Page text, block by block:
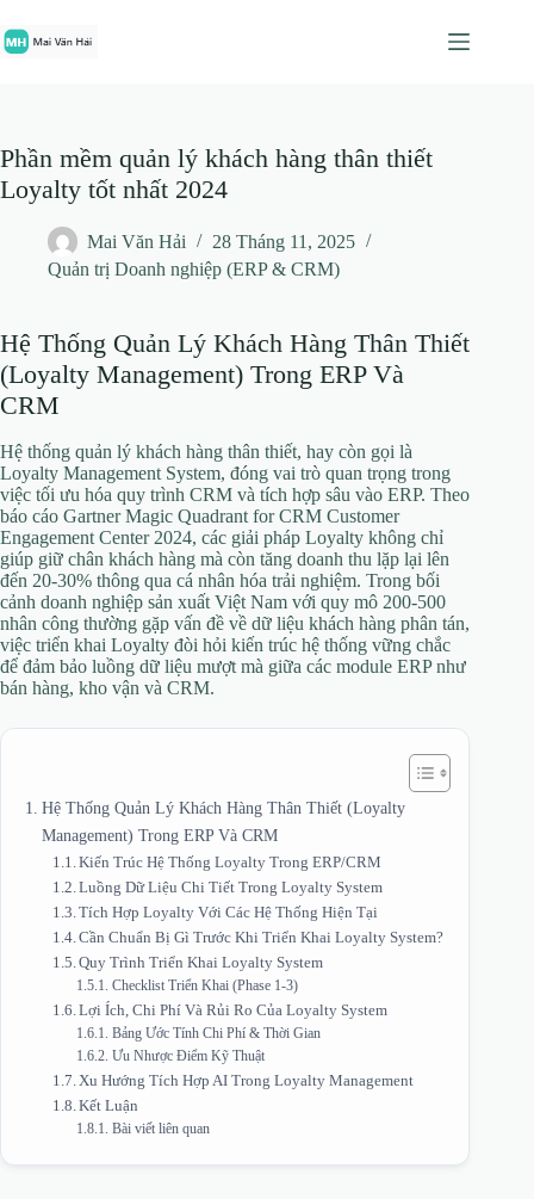
đến
phần
Phần mềm quản lý khách hàng thân thiết
Loyalty tốt nhất 2024
Mai Văn Hải
28 Tháng 11, 2025
Quản trị Doanh nghiệp (ERP & CRM)
Hệ Thống Quản Lý Khách Hàng Thân Thiết
(Loyalty Management) Trong ERP Và
CRM
Hệ thống quản lý khách hàng thân thiết, hay còn gọi là
Loyalty Management System, đóng vai trò quan trọng trong
việc tối ưu hóa quy trình CRM và tích hợp sâu vào ERP. Theo
báo cáo Gartner Magic Quadrant for CRM Customer
Engagement Center 2024, các giải pháp Loyalty không chỉ
giúp giữ chân khách hàng mà còn tăng doanh thu lặp lại lên
đến 20-30% thông qua cá nhân hóa trải nghiệm. Trong bối
cảnh doanh nghiệp sản xuất Việt Nam với quy mô 200-500
nhân công thường gặp vấn đề về dữ liệu khách hàng phân tán,
việc triển khai Loyalty đòi hỏi kiến trúc hệ thống vững chắc
để đảm bảo luồng dữ liệu mượt mà giữa các module ERP như
bán hàng, kho vận và CRM.
Hệ Thống Quản Lý Khách Hàng Thân Thiết (Loyalty
Management) Trong ERP Và CRM
Kiến Trúc Hệ Thống Loyalty Trong ERP/CRM
Luồng Dữ Liệu Chi Tiết Trong Loyalty System
Tích Hợp Loyalty Với Các Hệ Thống Hiện Tại
Cần Chuẩn Bị Gì Trước Khi Triển Khai Loyalty System?
Quy Trình Triển Khai Loyalty System
Checklist Triển Khai (Phase 1-3)
Lợi Ích, Chi Phí Và Rủi Ro Của Loyalty System
Bảng Ước Tính Chi Phí & Thời Gian
Ưu Nhược Điểm Kỹ Thuật
Xu Hướng Tích Hợp AI Trong Loyalty Management
Kết Luận
Bài viết liên quan